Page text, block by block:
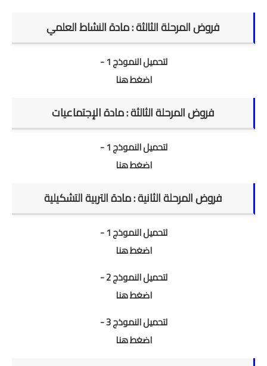
مباريات
أطر الأكاديميات
الإدارة التربوية
امتحانات مهنية
باكالوريا
التعليم عن بعد
فروض المرحلة الثالثة : مادة النشاط العلمي
لتحميل النموذج 1 -
اضغط هنا
فروض المرحلة الثالثة : مادة الإجتماعيات
لتحميل النموذج 1 -
اضغط هنا
فروض المرحلة الثانية : مادة التربية التشكيلية
لتحميل النموذج 1 -
اضغط هنا
لتحميل النموذج 2 -
اضغط هنا
لتحميل النموذج 3 -
اضغط هنا